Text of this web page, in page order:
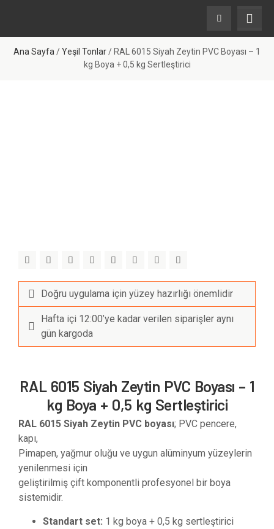
Ana Sayfa /Yeşil Tonlar/ RAL 6015 Siyah Zeytin PVC Boyası – 1
kg Boya + 0,5 kg Sertleştirici
Doğru uygulama için yüzey hazırlığı önemlidir
Hafta içi 12:00’ye kadar verilen siparişler aynı
gün kargoda
RAL 6015 Siyah Zeytin PVC Boyası – 1
kg Boya + 0,5 kg Sertleştirici
RAL 6015 Siyah Zeytin PVC boyası; PVC pencere,
kapı,
Pimapen, yağmur oluğu ve uygun alüminyum yüzeylerin
yenilenmesi için
geliştirilmiş çift komponentli profesyonel bir boya
sistemidir.
Standart set: 1 kg boya + 0,5 kg sertleştirici